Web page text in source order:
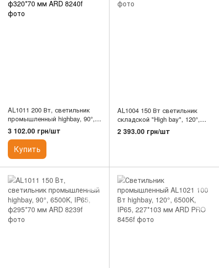
AL1011 200 Вт, светильник
промышленный highbay, 90°,
6500K, IP65, ф320*70 мм ARD
3 102.00 грн/шт
Купить
AL1004 150 Вт светильник
складской "High bay", 120°,
6500K, IP65
2 393.00 грн/шт